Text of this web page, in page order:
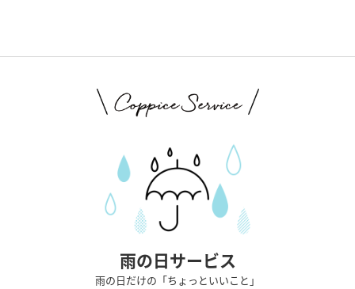
雨の日サービス
雨の日だけの「ちょっといいこと」